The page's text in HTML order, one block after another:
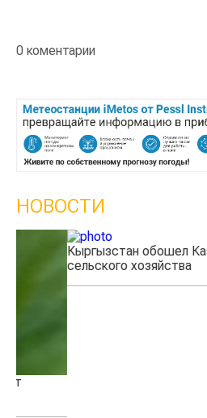
0 коментарии
НОВОСТИ
Кыргызстан обошел
сельского хозяйства